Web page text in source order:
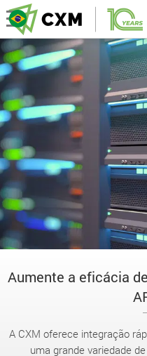
Aumente a eficácia
A CXM oferece integração
uma grande variedade